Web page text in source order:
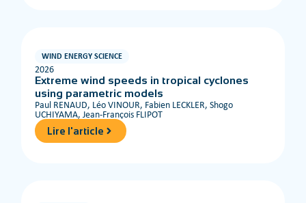
WIND ENERGY SCIENCE
2026
Extreme wind speeds in tropical cyclones
using parametric models
Paul RENAUD, Léo VINOUR, Fabien LECKLER, Shogo
UCHIYAMA, Jean-François FLIPOT
Lire l'article